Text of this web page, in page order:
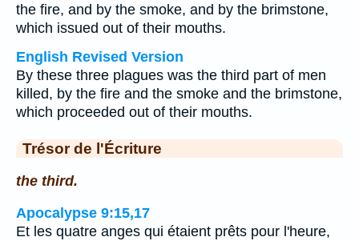
the fire, and by the smoke, and by the brimstone,
which issued out of their mouths.
English Revised Version
By these three plagues was the third part of men
killed, by the fire and the smoke and the brimstone,
which proceeded out of their mouths.
Trésor de l'Écriture
the third.
Apocalypse 9:15,17
Et les quatre anges qui étaient prêts pour l'heure,